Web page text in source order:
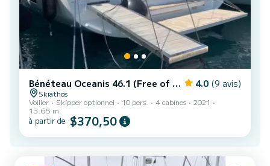
Bénéteau Oceanis 46.1 (Free of Charge 1 SUP) 4.0 (9 avis)
Skiathos
Voilier
Skipper optionnel 10 pers. 4 cabines
2021
13.65 m
à partir de $370,50